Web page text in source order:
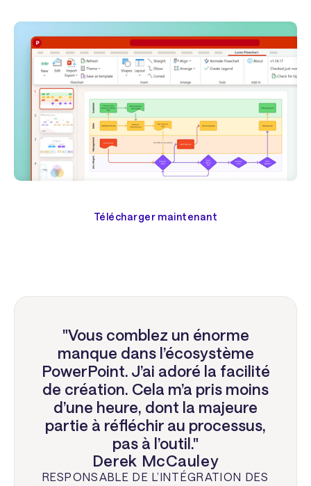
Télécharger maintenant
"Vous comblez un énorme
manque dans l’écosystème
PowerPoint. J’ai adoré la facilité
de création. Cela m’a pris moins
d’une heure, dont la majeure
partie à réfléchir au processus,
pas à l’outil."
Derek McCauley
RESPONSABLE DE L’INTÉGRATION DES